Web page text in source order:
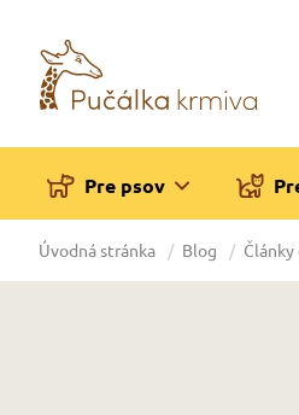
Pre psov
Úvodná stránka Blog